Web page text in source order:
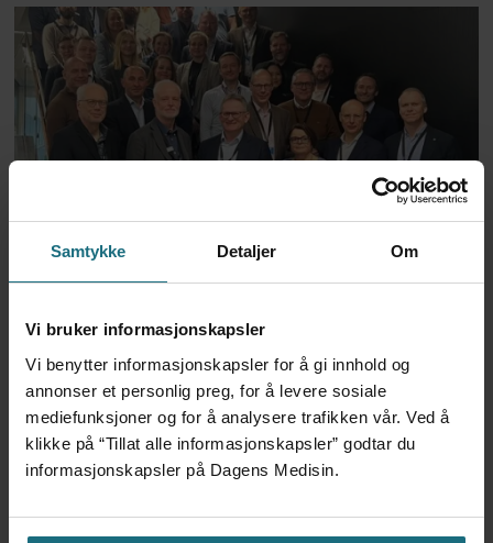
Samtykke Detaljer Om
Vi bruker informasjonskapsler
Vi benytter informasjonskapsler for å gi innhold og
annonser et personlig preg, for å levere sosiale
mediefunksjoner og for å analysere trafikken vår. Ved å
klikke på “Tillat alle informasjonskapsler” godtar du
informasjonskapsler på Dagens Medisin.
– Kriminelle har en bedre
forretnings-modell enn de
som skal forsvare seg
ANNONSE KUN FOR HELSEPERSONELL
ANNONSE KUN FOR HELSEPERSONELL
ANNONSE KUN FOR HELSEPERSONELL
ANNONSE KUN FOR HELSEPERSONELL